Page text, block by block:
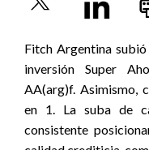
Fitch Argentina
inversión Super
AA(arg)f. Asimismo,
en 1. La suba de
consistente